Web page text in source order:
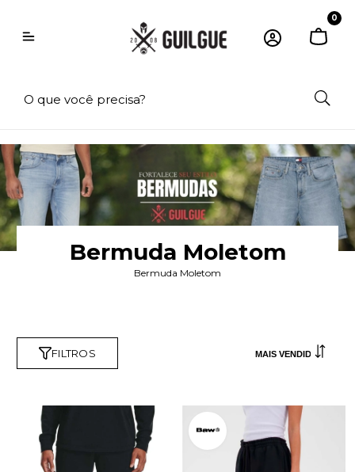
0
Bermuda Moletom
Bermuda Moletom
FILTROS